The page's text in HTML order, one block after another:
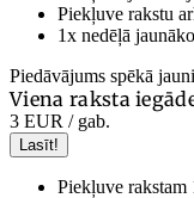
Piekļuve rakstu
1x nedēļā
Piedāvājums spēkā
Viena raksta
3 EUR / gab.
Lasīt!
Piekļuve rakstam